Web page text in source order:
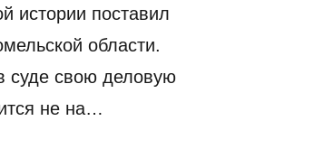
истории поставил
области.
суде свою деловую
не на…